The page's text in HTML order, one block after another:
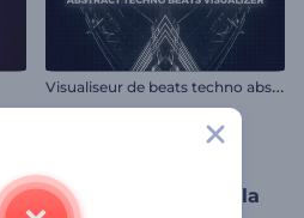
V
isualiseur de beats techno abstraits
techno grâce à la